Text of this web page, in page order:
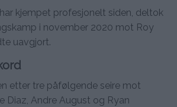
kjempet profesjonelt siden, deltok
i november 2020 mot Roy
uavgjort.
etter tre påfølgende seire mot
Diaz, Andre August og Ryan